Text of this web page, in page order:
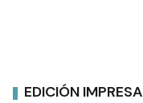
EDICIÓN IMPRESA